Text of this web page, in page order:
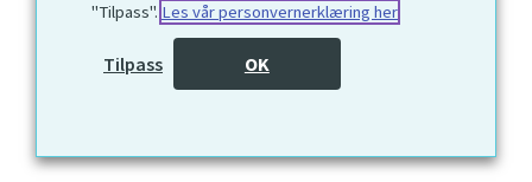
1972 © Galleri D40 AS
"Tilpass". Les vår personvernerklæring her
Tilpass OK